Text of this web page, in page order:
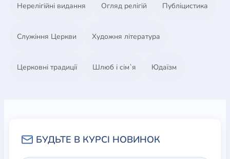
Нерелігійні видання Огляд релігій Публіцистика
Служіння Церкви Художня література
Церковні традиції Шлюб і сім`я Юдаїзм